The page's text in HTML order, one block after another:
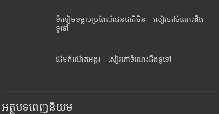
ទំលៀមទម្លាប់ប្រពៃណីជនជាតិចិន – សៀវភៅចំណេះដឹង
ទូទៅ
ដើមកំណើតអង្គរ – សៀវភៅចំណេះដឹងទូទៅ
អត្ថបទពេញនិយម